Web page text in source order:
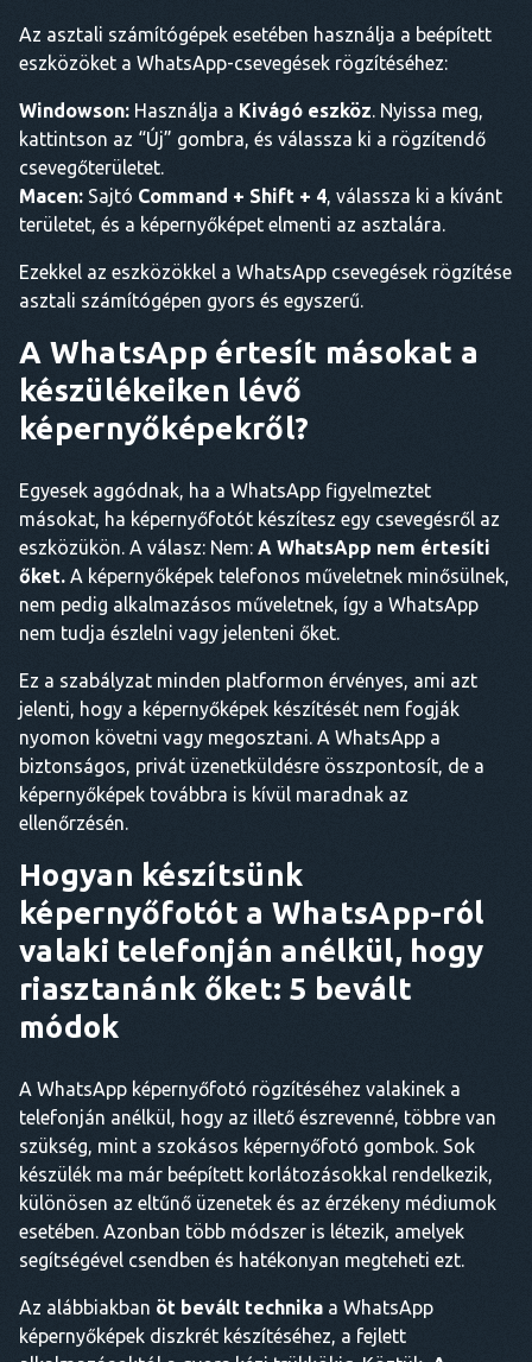
Az asztali számítógépek esetében használja a beépített
eszközöket a WhatsApp-csevegések rögzítéséhez:
Windowson: Használja a Kivágó eszköz. Nyissa meg,
kattintson az “Új” gombra, és válassza ki a rögzítendő
csevegőterületet.
Macen: Sajtó Command + Shift + 4, válassza ki a kívánt
területet, és a képernyőképet elmenti az asztalára.
Ezekkel az eszközökkel a WhatsApp csevegések rögzítése
asztali számítógépen gyors és egyszerű.
A WhatsApp értesít másokat a
készülékeiken lévő
képernyőképekről?
Egyesek aggódnak, ha a WhatsApp figyelmeztet
másokat, ha képernyőfotót készítesz egy csevegésről az
eszközükön. A válasz: Nem: A WhatsApp nem értesíti
őket. A képernyőképek telefonos műveletnek minősülnek,
nem pedig alkalmazásos műveletnek, így a WhatsApp
nem tudja észlelni vagy jelenteni őket.
Ez a szabályzat minden platformon érvényes, ami azt
jelenti, hogy a képernyőképek készítését nem fogják
nyomon követni vagy megosztani. A WhatsApp a
biztonságos, privát üzenetküldésre összpontosít, de a
képernyőképek továbbra is kívül maradnak az
ellenőrzésén.
Hogyan készítsünk
képernyőfotót a WhatsApp-ról
valaki telefonján anélkül, hogy
riasztanánk őket: 5 bevált
módok
A WhatsApp képernyőfotó rögzítéséhez valakinek a
telefonján anélkül, hogy az illető észrevenné, többre van
szükség, mint a szokásos képernyőfotó gombok. Sok
készülék ma már beépített korlátozásokkal rendelkezik,
különösen az eltűnő üzenetek és az érzékeny médiumok
esetében. Azonban több módszer is létezik, amelyek
segítségével csendben és hatékonyan megteheti ezt.
Az alábbiakban öt bevált technika a WhatsApp
képernyőképek diszkrét készítéséhez, a fejlett